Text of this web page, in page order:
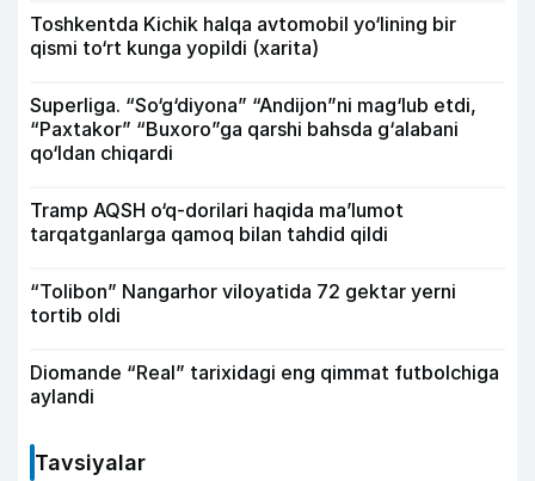
Toshkentda Kichik halqa avtomobil yo‘lining bir
qismi to‘rt kunga yopildi (xarita)
Superliga. “So‘g‘diyona” “Andijon”ni mag‘lub etdi,
“Paxtakor” “Buxoro”ga qarshi bahsda g‘alabani
qo‘ldan chiqardi
Tramp AQSH o‘q-dorilari haqida ma’lumot
tarqatganlarga qamoq bilan tahdid qildi
“Tolibon” Nangarhor viloyatida 72 gektar yerni
tortib oldi
Diomande “Real” tarixidagi eng qimmat futbolchiga
aylandi
Tavsiyalar